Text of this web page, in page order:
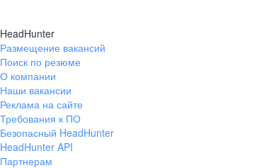
HeadHunter
Размещение вакансий
Поиск по резюме
О компании
Наши вакансии
Реклама на сайте
Требования к ПО
Безопасный HeadHunter
HeadHunter API
Партнерам